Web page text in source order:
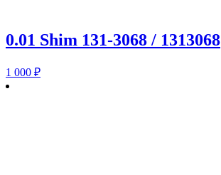
0.01 Shim 131-3068 / 1313068
1 000 ₽